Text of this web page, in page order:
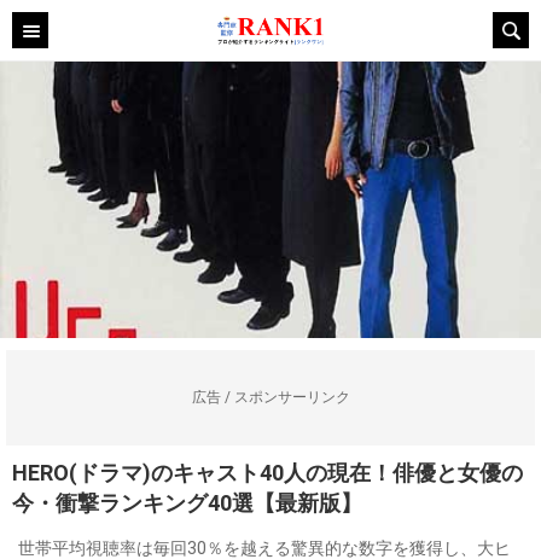
広告 / スポンサーリンク
HERO(ドラマ)のキャスト40人の現在！俳優と女優の
今・衝撃ランキング40選【最新版】
世帯平均視聴率は毎回30％を越える驚異的な数字を獲得し、大ヒ